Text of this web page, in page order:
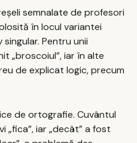
semnalate de profesori
în locul variantei
Pentru unii
„broscoiul”, iar în alte
de explicat logic, precum
de ortografie. Cuvântul
„fica”, iar „decât” a fost